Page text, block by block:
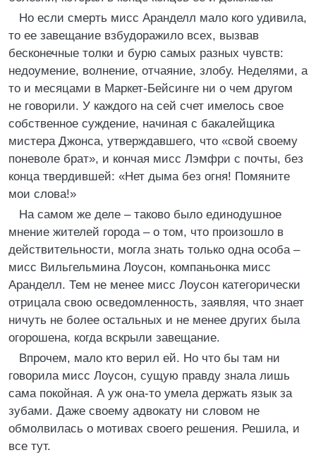
Но если смерть мисс Аранделл мало кого удивила,
то ее завещание взбудоражило всех, вызвав
бесконечные толки и бурю самых разных чувств:
недоумение, волнение, отчаяние, злобу. Неделями, а
то и месяцами в Маркет-Бейсинге ни о чем другом
не говорили. У каждого на сей счет имелось свое
собственное суждение, начиная с бакалейщика
мистера Джонса, утверждавшего, что «свой своему
поневоле брат», и кончая мисс Лэмфри с почты, без
конца твердившей: «Нет дыма без огня! Помяните
мои слова!»
На самом же деле – таково было единодушное
мнение жителей города – о том, что произошло в
действительности, могла знать только одна особа –
мисс Вильгельмина Лоусон, компаньонка мисс
Аранделл. Тем не менее мисс Лоусон категорически
отрицала свою осведомленность, заявляя, что знает
ничуть не более остальных и не менее других была
огорошена, когда вскрыли завещание.
Впрочем, мало кто верил ей. Но что бы там ни
говорила мисс Лоусон, сущую правду знала лишь
сама покойная. А уж она-то умела держать язык за
зубами. Даже своему адвокату ни словом не
обмолвилась о мотивах своего решения. Решила, и
все тут.